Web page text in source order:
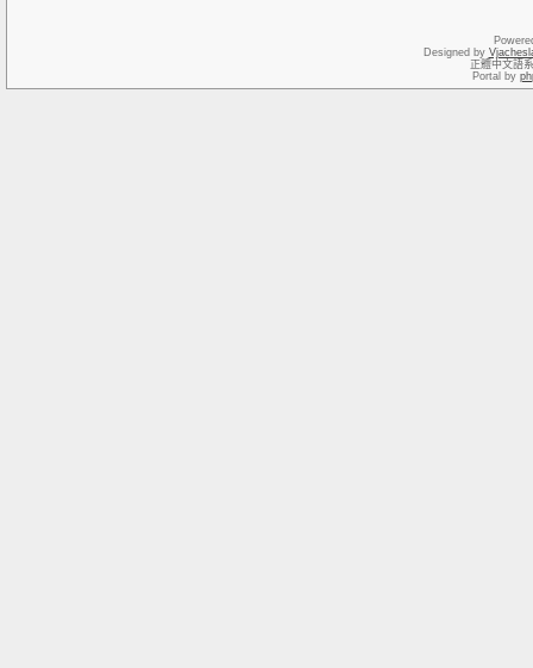
Designed by
正體中文語
Portal by